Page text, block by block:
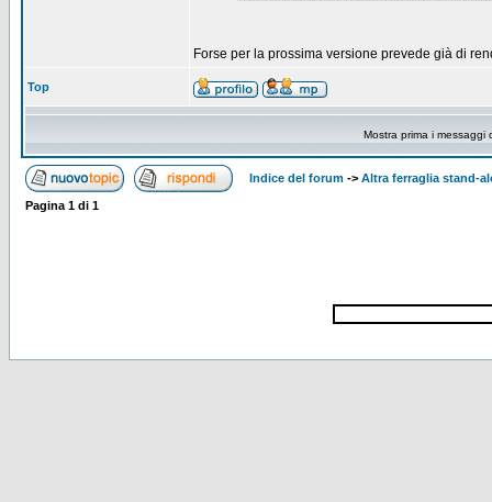
Forse per la prossima versione prevede già di
Top
Mostra prima i messaggi
Indice del forum -> Altra ferraglia stand-
Pagina 1 di 1